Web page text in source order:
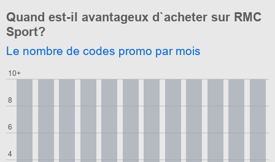
Quand est-il avantageux d`acheter sur RMC
Sport?
Le nombre de codes promo par mois
4
6
8
10+